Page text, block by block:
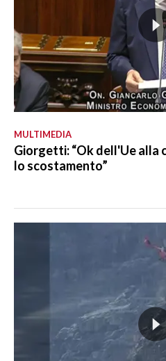
MULTIMEDIA
Giorgetti: “Ok dell'Ue alla
lo scostamento”